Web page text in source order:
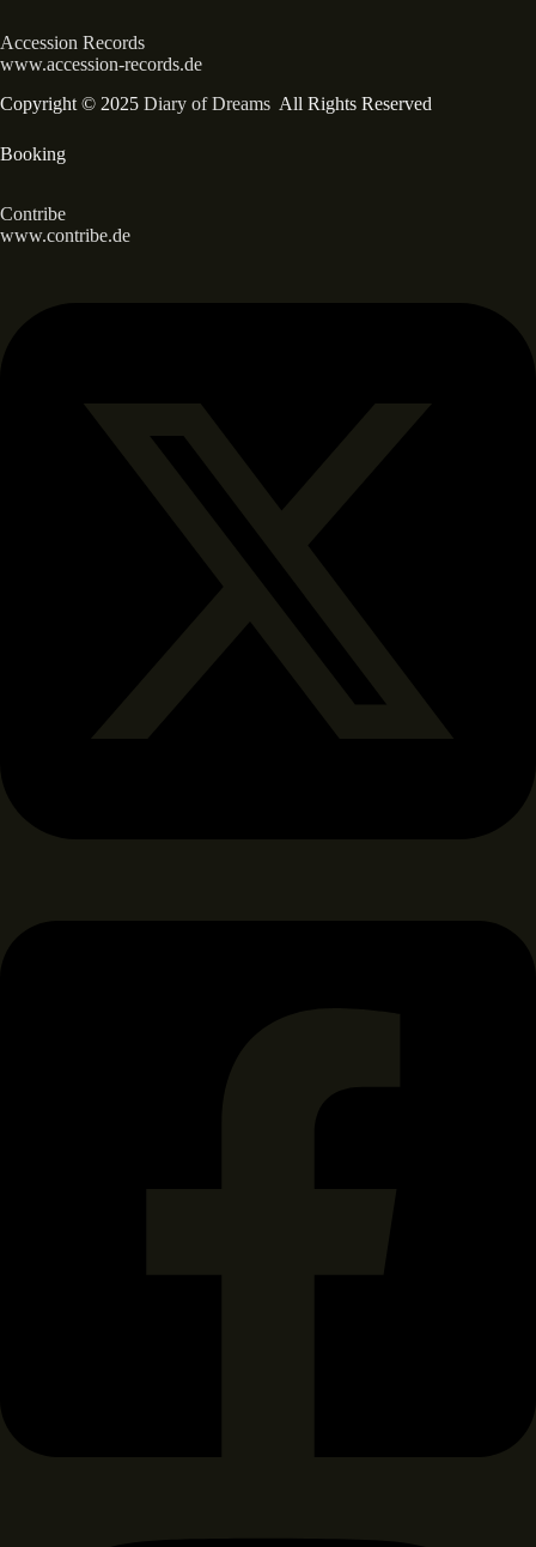
Accession Records
www.accession-records.de
Copyright © 2025 Diary of Dreams All Rights Reserved
Booking
Contribe
www.contribe.de